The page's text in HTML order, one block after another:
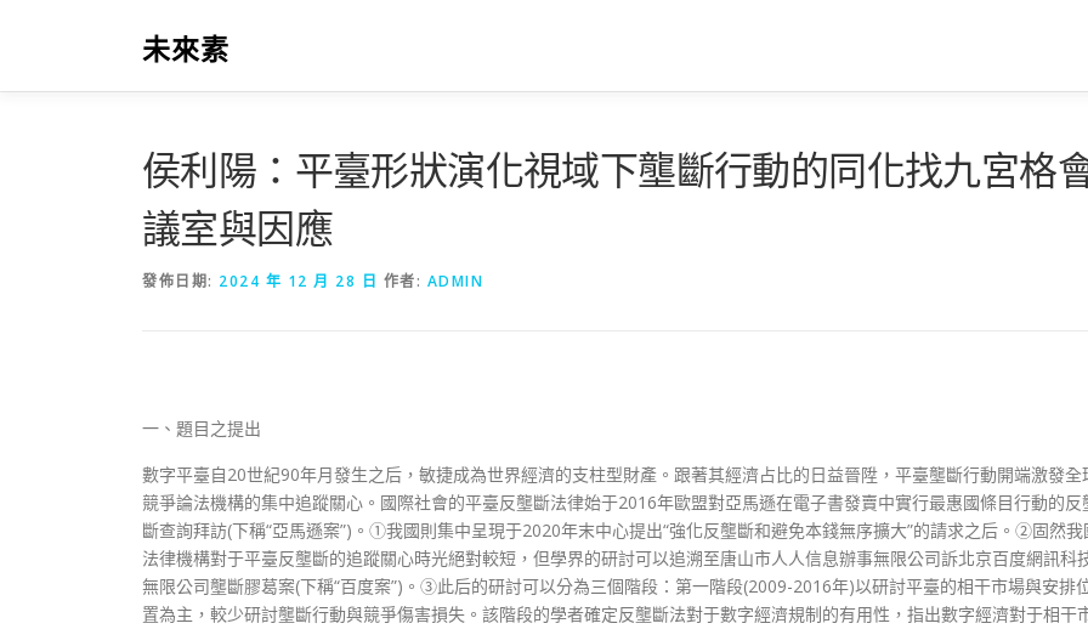
要
未來素
侯利陽：平臺形狀演化視域下壟斷行動的同化找九宮格
議室與因應
發佈日期: 2024 年 12 月 28 日 作者: ADMIN
一、題目之提出
數字平臺自20世紀90年月發生之后，敏捷成為世界經濟的支柱型財產。跟著其經濟占比的日益晉陞，平臺壟斷行動開端激發全
競爭論法機構的集中追蹤關心。國際社會的平臺反壟斷法律始于2016年歐盟對亞馬遜在電子書發賣中實行最惠國條目行動的反
斷查詢拜訪(下稱“亞馬遜案”)。①我國則集中呈現于2020年末中心提出“強化反壟斷和避免本錢無序擴大”的請求之后。②固然我
法律機構對于平臺反壟斷的追蹤關心時光絕對較短，但學界的研討可以追溯至唐山市人人信息辦事無限公司訴北京百度網訊科
無限公司壟斷膠葛案(下稱“百度案”)。③此后的研討可以分為三個階段：第一階段(2009-2016年)以研討平臺的相干市場與安排
置為主，較少研討壟斷行動與競爭傷害損失。該階段的學者確定反壟斷法對于數字經濟規制的有用性，指出數字經濟對于相干